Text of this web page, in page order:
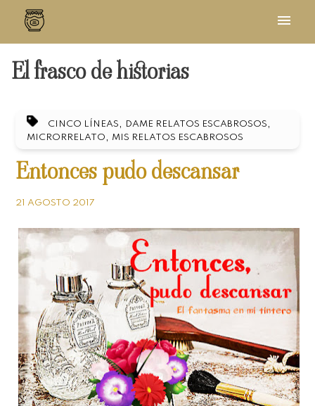
El frasco de historias
CINCO LÍNEAS , DAME RELATOS ESCABROSOS ,
MICRORRELATO , MIS RELATOS ESCABROSOS
Entonces pudo descansar
21 AGOSTO 2017